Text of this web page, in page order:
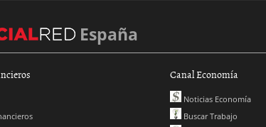
España
Canal Economía
Noticias Economía
Buscar Trabajo